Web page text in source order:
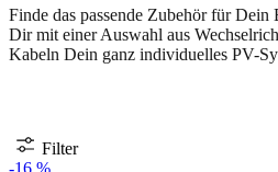
Finde das passende Zubehör für
Dir mit einer Auswahl aus
Kabeln Dein ganz individuelles PV-
Filter
-16 %